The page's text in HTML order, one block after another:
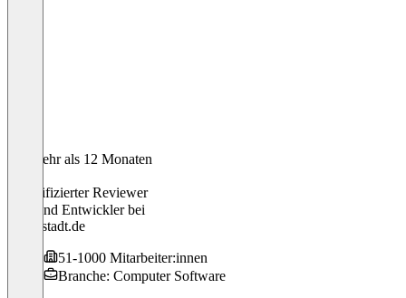
Vor mehr als 12 Monaten
Verifizierter Reviewer
Backend Entwicklerbei
meinestadt.de
51-1000 Mitarbeiter:innen
Branche: Computer Software